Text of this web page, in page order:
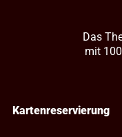
Das
mit
Kartenreservierung